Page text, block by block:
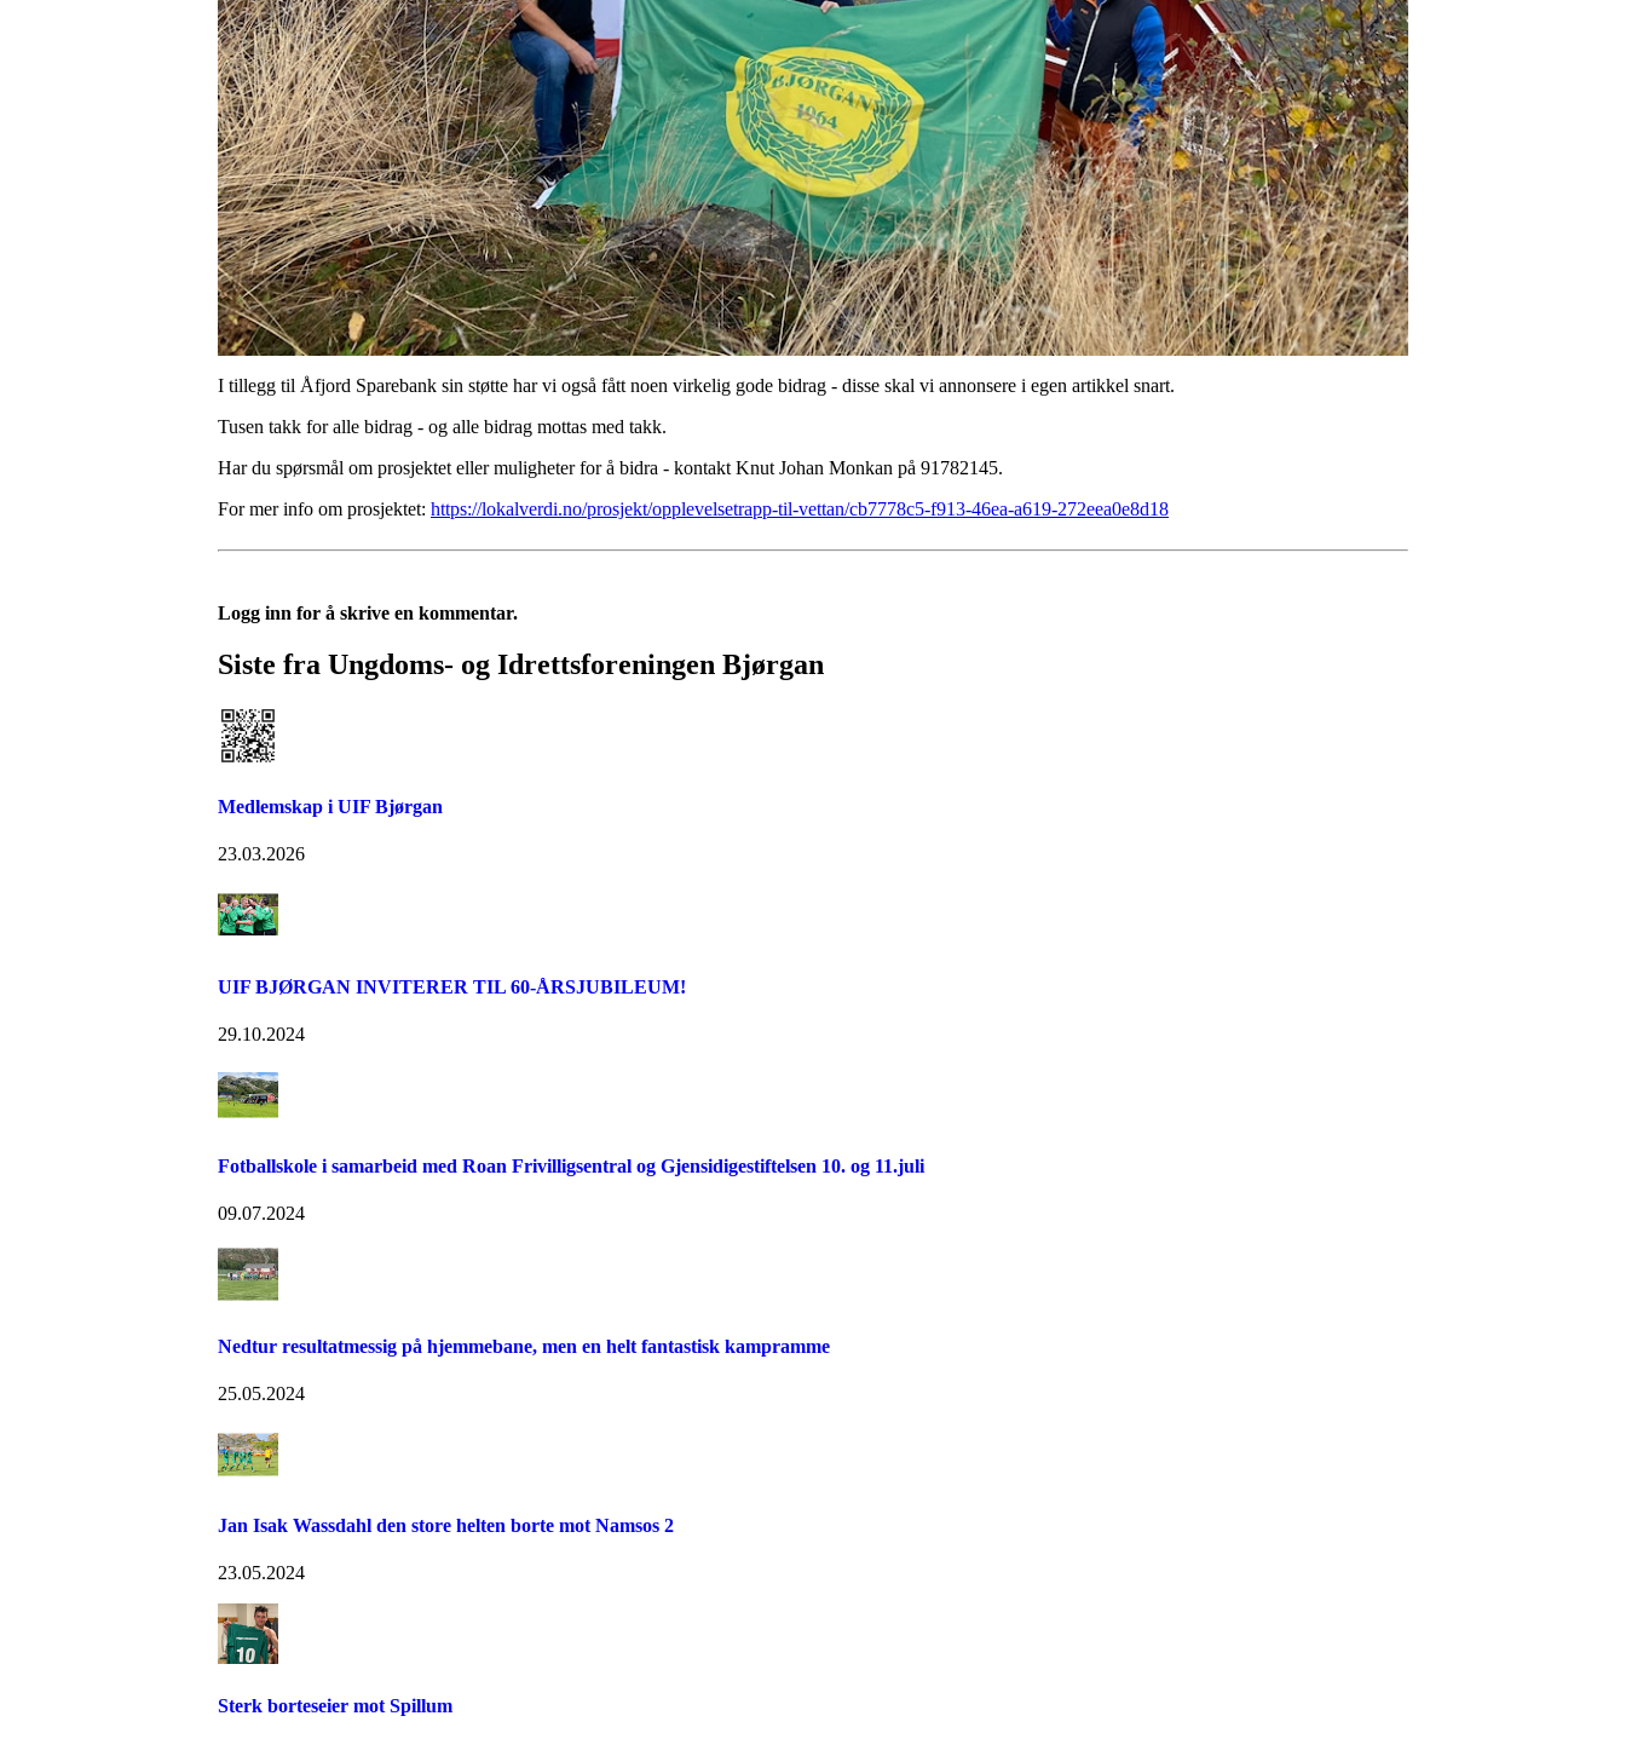
I tillegg til Åfjord Sparebank sin støtte har vi også fått noen virkelig gode bidrag - disse skal vi annonsere i egen artikkel snart.
Tusen takk for alle bidrag - og alle bidrag mottas med takk.
Har du spørsmål om prosjektet eller muligheter for å bidra - kontakt Knut Johan Monkan på 91782145.
For mer info om prosjektet: https://lokalverdi.no/prosjekt/opplevelsetrapp-til-vettan/cb7778c5-f913-46ea-a619-272eea0e8d18
Logg inn for å skrive en kommentar.
Siste fra Ungdoms- og Idrettsforeningen Bjørgan
Medlemskap i UIF Bjørgan
23.03.2026
UIF BJØRGAN INVITERER TIL 60-ÅRSJUBILEUM!
29.10.2024
Fotballskole i samarbeid med Roan Frivilligsentral og Gjensidigestiftelsen 10. og 11.juli
09.07.2024
Nedtur resultatmessig på hjemmebane, men en helt fantastisk kampramme
25.05.2024
Jan Isak Wassdahl den store helten borte mot Namsos 2
23.05.2024
Sterk borteseier mot Spillum